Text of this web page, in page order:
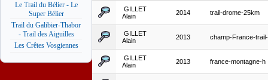
Le Trail du Bélier - Le
Super Bélier
Trail du Galibier-Thabor
- Trail des Aiguilles
Les Crêtes Vosgiennes
GILLET
Alain
2014 trail-drome-25km
GILLET
Alain
2013 champ-France-
GILLET
Alain
2013 france-montagne-h